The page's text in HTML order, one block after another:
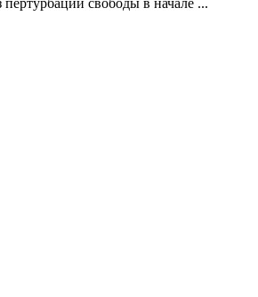
свободы в начале ...